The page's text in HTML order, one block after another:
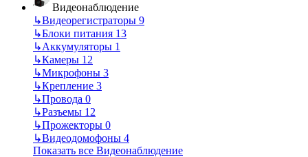
Видеонаблюдение
↳Видеорегистраторы 9
↳Блоки питания 13
↳Аккумуляторы 1
↳Камеры 12
↳Микрофоны 3
↳Крепление 3
↳Провода 0
↳Разъемы 12
↳Прожекторы 0
↳Видеодомофоны 4
Показать все Видеонаблюдение